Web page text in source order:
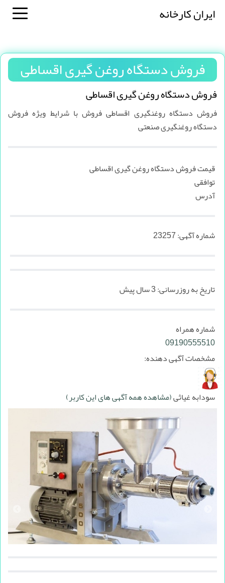
ایران کارخانه
فروش دستگاه روغن گیری اقساطی
فروش دستگاه روغن گیری اقساطی
فروش دستگاه روغنگیری اقساطی فروش با شرایط ویژه فروش
دستگاه روغنگیری صنعتی
قیمت فروش دستگاه روغن گیری اقساطی
توافقی
آدرس
شماره آگهی:23257
تاریخ به روزرسانی:3 سال پیش
شماره همراه
09190555510
مشخصات آگهی دهنده:
سودابه غیاثی(مشاهده همه آگهی های این کاربر)